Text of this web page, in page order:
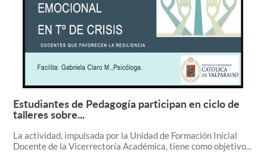
Leer más +
Estudiantes de Pedagogía participan en ciclo de
talleres sobre...
La actividad, impulsada por la Unidad de Formación Inicial
Docente de la Vicerrectoría Académica, tiene como objetivo...